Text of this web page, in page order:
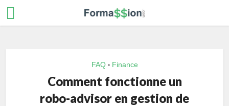
FAQ • Finance
Comment fonctionne un
robo-advisor en gestion de